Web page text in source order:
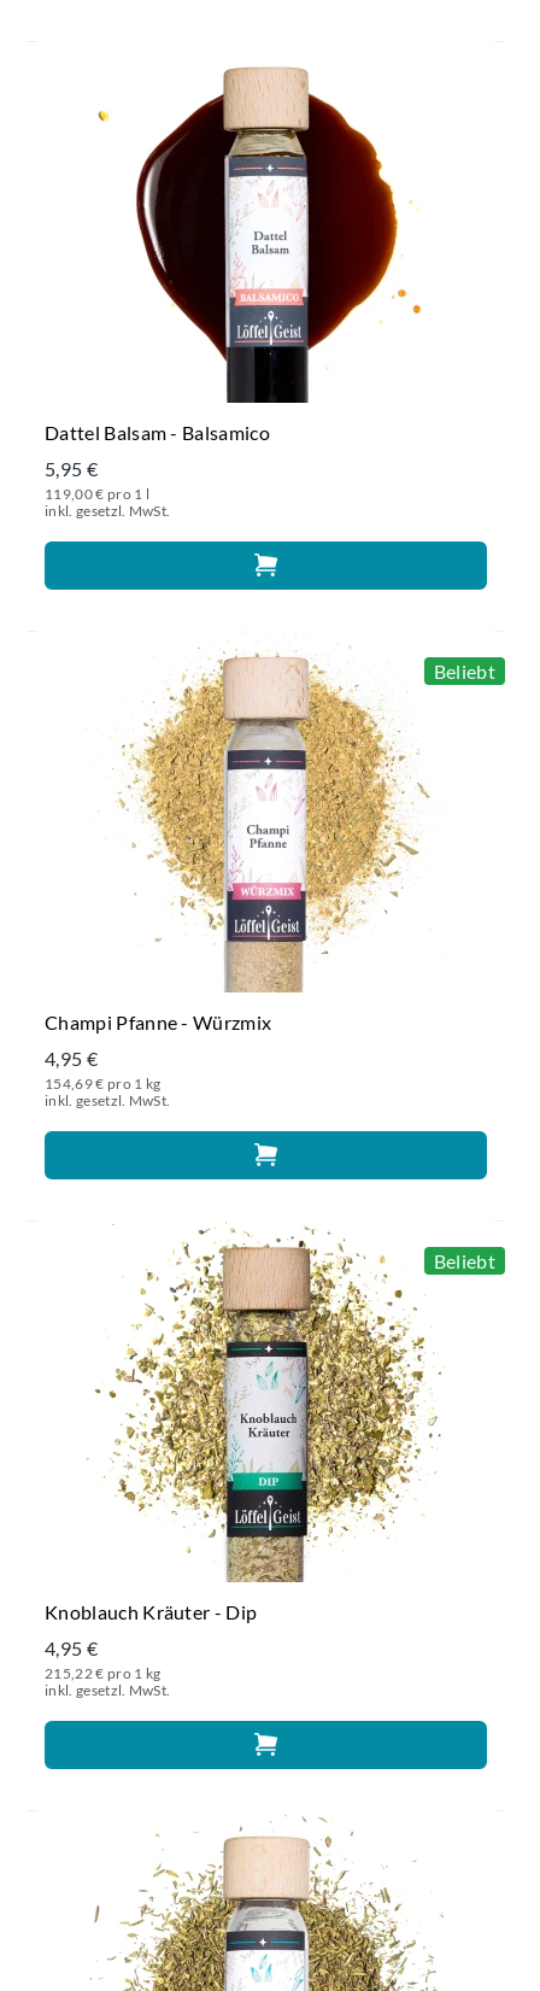
Dattel Balsam - Balsamico
5,95 €
119,00 € pro 1 l
inkl. gesetzl. MwSt.
Beliebt
Champi Pfanne - Würzmix
4,95 €
154,69 € pro 1 kg
inkl. gesetzl. MwSt.
Beliebt
Knoblauch Kräuter - Dip
4,95 €
215,22 € pro 1 kg
inkl. gesetzl. MwSt.